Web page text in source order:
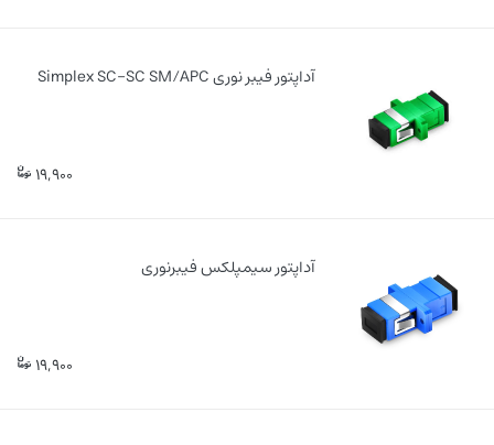
آداپتور فیبر نوری Simplex SC-SC SM/APC
19,900
آداپتور سیمپلکس فیبرنوری
19,900